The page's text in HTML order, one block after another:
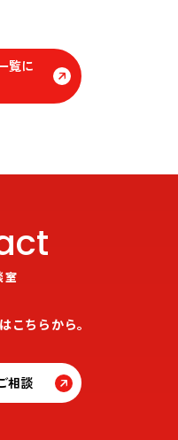
覧に
室
こちらから。
相談